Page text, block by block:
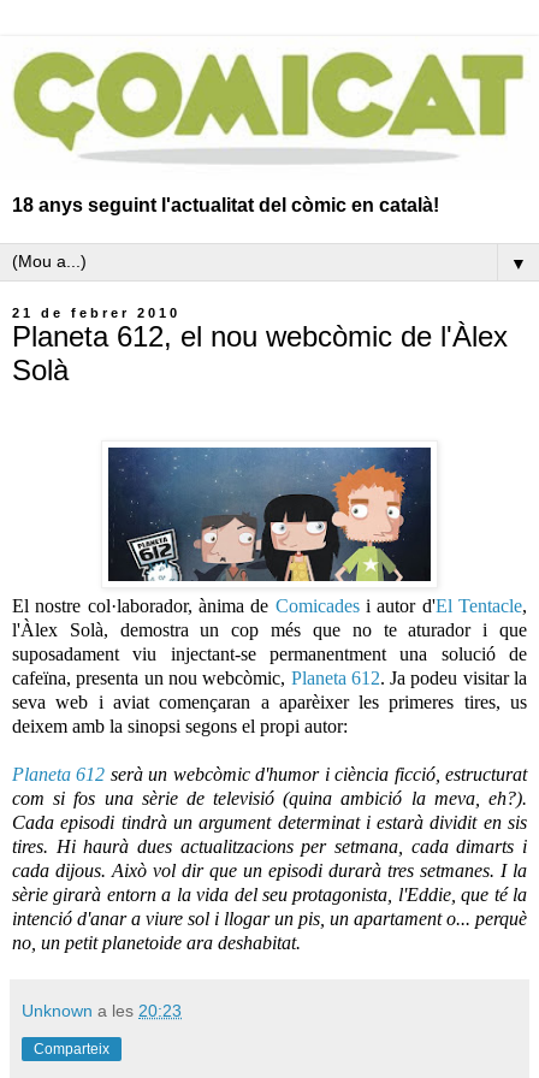
18 anys seguint l'actualitat del còmic en català!
▼
21 de febrer 2010
Planeta 612, el nou webcòmic de l'Àlex
Solà
El nostre col·laborador, ànima de Comicadesi autor d'El Tentacle,
l'Àlex Solà, demostra un cop més que no te aturador i que
suposadament viu injectant-se permanentment una solució de
cafeïna, presenta un nou webcòmic, Planeta 612. Ja podeu visitar la
seva web i aviat començaran a aparèixer les primeres tires, us
deixem amb la sinopsi segons el propi autor:
Planeta 612 serà un webcòmic d'humor i ciència ficció, estructurat
com si fos una sèrie de televisió (quina ambició la meva, eh?).
Cada episodi tindrà un argument determinat i estarà dividit en sis
tires. Hi haurà dues actualitzacions per setmana, cada dimarts i
cada dijous. Això vol dir que un episodi durarà tres setmanes. I la
sèrie girarà entorn a la vida del seu protagonista, l'Eddie, que té la
intenció d'anar a viure sol i llogar un pis, un apartament o... perquè
no, un petit planetoide ara deshabitat.
Unknown a les 20:23
Comparteix